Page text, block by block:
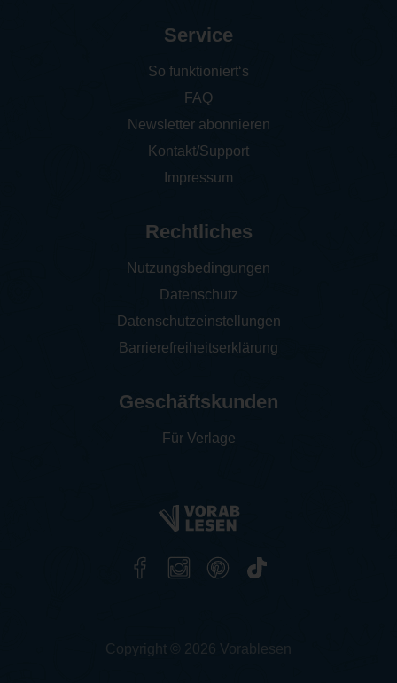
Service
So funktioniert‘s
FAQ
Newsletter abonnieren
Kontakt/Support
Impressum
Rechtliches
Nutzungsbedingungen
Datenschutz
Datenschutzeinstellungen
Barrierefreiheitserklärung
Geschäftskunden
Für Verlage
Copyright © 2026 Vorablesen